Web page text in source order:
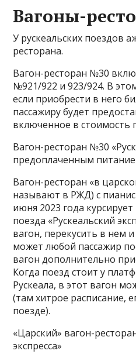
Вагоны-
У рускеальских поездов
ресторана.
Вагон-ресторан №30
№921/922 и 923/924. В
если приобрести в него
пассажиру будет
включенное в стоимость
Вагон-ресторан №30
предоплаченным
Вагон-ресторан «в
называют в РЖД) с
июня 2023 года курсирует
поезда «Рускеальский
вагон, перекусить в нем
может любой пассажир
вагон дополнительно
Когда поезд стоит у
Рускеала, в этот вагон
(там хитрое расписание,
поезде).
«Царский» вагон-
экспресса»